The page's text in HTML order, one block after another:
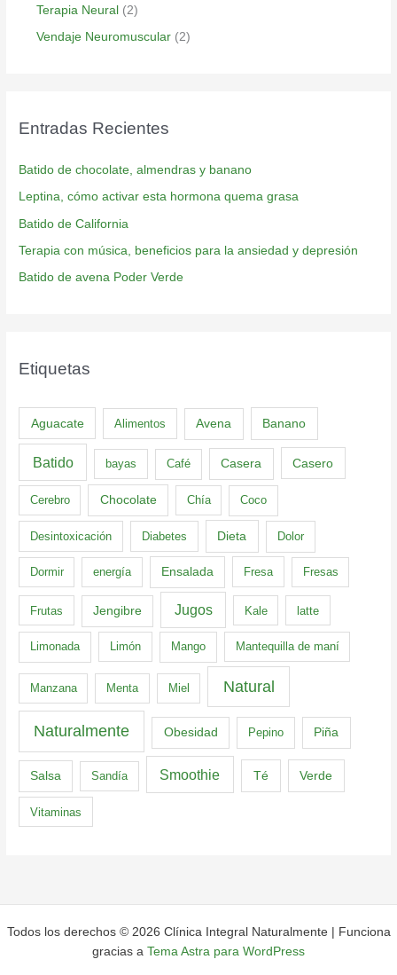
Terapia Neural (2)
Vendaje Neuromuscular (2)
Entradas Recientes
Batido de chocolate, almendras y banano
Leptina, cómo activar esta hormona quema grasa
Batido de California
Terapia con música, beneficios para la ansiedad y depresión
Batido de avena Poder Verde
Etiquetas
Aguacate Alimentos Avena Banano
Batido bayas Café Casera Casero
Cerebro Chocolate Chía Coco
Desintoxicación Diabetes Dieta Dolor
Dormir energía Ensalada Fresa Fresas
Frutas Jengibre Jugos Kale latte
Limonada Limón Mango Mantequilla de maní
Manzana Menta Miel Natural
Naturalmente Obesidad Pepino Piña
Salsa Sandía Smoothie Té Verde
Vitaminas
Todos los derechos © 2026 Clínica Integral Naturalmente | Funciona
gracias a Tema Astra para WordPress